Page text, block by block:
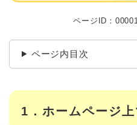
ページID：
ページ内目次
1．ホームページ